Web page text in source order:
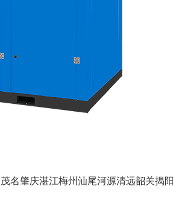
茂名肇庆湛江梅州汕尾河源清远韶关揭阳